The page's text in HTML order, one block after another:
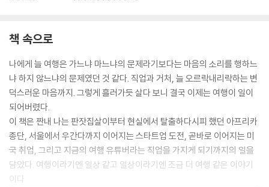
여행을 직업으로 살아가기
- 유튜버 원지에게 궁금하다! Q&A
- 원지의 유튜브 추천 영상
에필로그
책 속으로
나에게 늘 여행은 가느냐 마느냐의 문제라기보다는 마음의 소리를 행하느
냐 하지 않느냐의 문제였던 것 같다. 직업과 거처, 늘 오르락내리락하는 변
덕스러운 마음까지. 그렇게 흘러가듯 살다 보니 결국 이제는 여행이 일이
되어버렸다.
이 책은 짠내 나는 판잣집살이부터 현실에서 탈출하다시피 했던 아프리카
종단, 서울에서 우간다까지 이어지는 스타트업 도전, 곧바로 이어지는 미
국 취업, 그리고 지금의 여행 유튜버라는 직업을 가지게 되기까지의 일을
담았다. 여행이라기엔 일상 같고 일상이라기엔 조금 더 여행 같은 이야기
이다.